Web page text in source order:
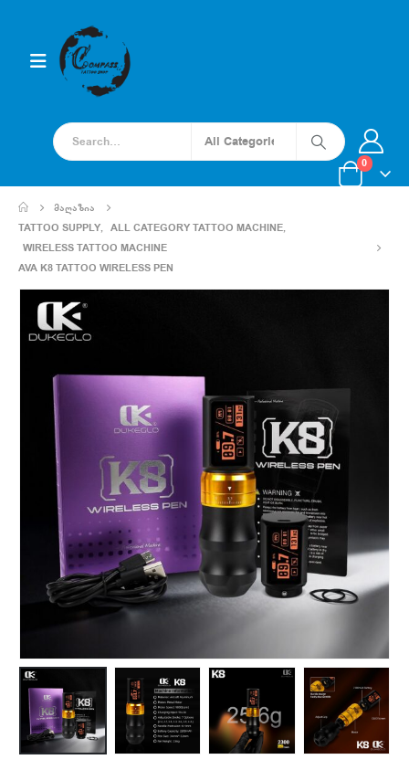
0
ᲛᲐᲦᲐᲖᲘᲐ
TATTOO SUPPLY, ALL CATEGORY TATTOO MACHINE,
WIRELESS TATTOO MACHINE
AVA K8 TATTOO WIRELESS PEN